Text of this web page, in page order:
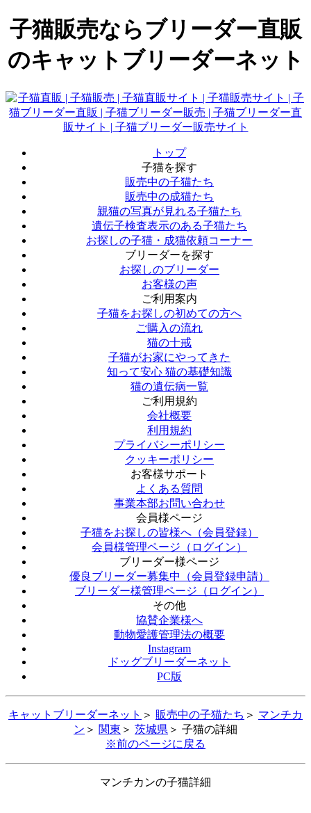
子猫販売ならブリーダー直販
のキャットブリーダーネット
トップ
子猫を探す
販売中の子猫たち
販売中の成猫たち
親猫の写真が見れる子猫たち
遺伝子検査表示のある子猫たち
お探しの子猫・成猫依頼コーナー
ブリーダーを探す
お探しのブリーダー
お客様の声
ご利用案内
子猫をお探しの初めての方へ
ご購入の流れ
猫の十戒
子猫がお家にやってきた
知って安心 猫の基礎知識
猫の遺伝病一覧
ご利用規約
会社概要
利用規約
プライバシーポリシー
クッキーポリシー
お客様サポート
よくある質問
事業本部お問い合わせ
会員様ページ
子猫をお探しの皆様へ（会員登録）
会員様管理ページ（ログイン）
ブリーダー様ページ
優良ブリーダー募集中（会員登録申請）
ブリーダー様管理ページ（ログイン）
その他
協賛企業様へ
動物愛護管理法の概要
Instagram
ドッグブリーダーネット
PC版
キャットブリーダーネット ＞ 販売中の子猫たち ＞ マンチカ
ン ＞ 関東 ＞ 茨城県 ＞ 子猫の詳細
※前のページに戻る
マンチカンの子猫詳細